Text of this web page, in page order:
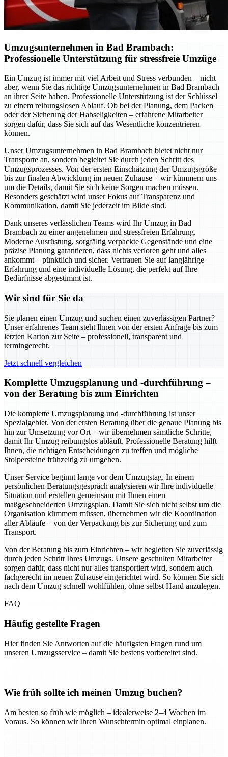
Umzugsunternehmen in Bad Brambach:
Professionelle Unterstützung für stressfreie Umzüge
Ein Umzug ist immer mit viel Arbeit und Stress verbunden – nicht
aber, wenn Sie das richtige Umzugsunternehmen in Bad Brambach
an ihrer Seite haben. Professionelle Unterstützung ist der Schlüssel
zu einem reibungslosen Ablauf. Ob bei der Planung, dem Packen
oder der Sicherung der Habseligkeiten – erfahrene Mitarbeiter
sorgen dafür, dass Sie sich auf das Wesentliche konzentrieren
können.
Unser Umzugsunternehmen in Bad Brambach bietet nicht nur
Transporte an, sondern begleitet Sie durch jeden Schritt des
Umzugsprozesses. Von der ersten Einschätzung der Umzugsgröße
bis zur finalen Abwicklung im neuen Zuhause – wir kümmern uns
um die Details, damit Sie sich keine Sorgen machen müssen.
Besonders geschätzt wird unser Fokus auf Transparenz und
Kommunikation, damit Sie jederzeit im Bilde sind.
Dank unseres verlässlichen Teams wird Ihr Umzug in Bad
Brambach zu einer angenehmen und stressfreien Erfahrung.
Moderne Ausrüstung, sorgfältig verpackte Gegenstände und eine
präzise Planung garantieren, dass nichts verloren geht und alles
ankommt – pünktlich und sicher. Vertrauen Sie auf langjährige
Erfahrung und eine individuelle Lösung, die perfekt auf Ihre
Bedürfnisse abgestimmt ist.
Wir sind für Sie da
Sie planen einen Umzug und suchen einen zuverlässigen Partner?
Unser erfahrenes Team steht Ihnen von der ersten Anfrage bis zum
letzten Karton zur Seite – professionell, transparent und
termingerecht.
Jetzt schnell vergleichen
Komplette Umzugsplanung und -durchführung –
von der Beratung bis zum Einrichten
Die komplette Umzugsplanung und -durchführung ist unser
Spezialgebiet. Von der ersten Beratung über die genaue Planung bis
hin zur Umsetzung vor Ort – wir übernehmen sämtliche Schritte,
damit Ihr Umzug reibungslos abläuft. Professionelle Beratung hilft
Ihnen, die richtigen Entscheidungen zu treffen und mögliche
Stolpersteine frühzeitig zu umgehen.
Unser Service beginnt lange vor dem Umzugstag. In einem
persönlichen Beratungsgespräch analysieren wir Ihre individuelle
Situation und erstellen gemeinsam mit Ihnen einen
maßgeschneiderten Umzugsplan. Damit Sie sich nicht selbst um die
Organisation kümmern müssen, übernehmen wir die Koordination
aller Abläufe – von der Verpackung bis zur Sicherung und zum
Transport.
Von der Beratung bis zum Einrichten – wir begleiten Sie zuverlässig
durch jeden Schritt Ihres Umzugs. Unsere geschulten Mitarbeiter
sorgen dafür, dass nicht nur alles transportiert wird, sondern auch
fachgerecht im neuen Zuhause eingerichtet wird. So können Sie sich
nach dem Umzug schnell wohlfühlen, ohne selbst Hand anzulegen.
FAQ
Häufig gestellte Fragen
Hier finden Sie Antworten auf die häufigsten Fragen rund um
unseren Umzugsservice – damit Sie bestens vorbereitet sind.
Wie früh sollte ich meinen Umzug buchen?
Am besten so früh wie möglich – idealerweise 2–4 Wochen im
Voraus. So können wir Ihren Wunschtermin optimal einplanen.